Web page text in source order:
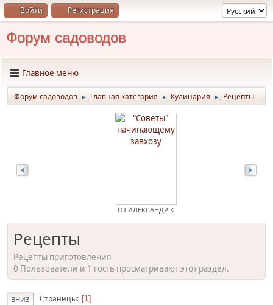
Войти Регистрация
Форум садоводов
Главное меню
Форум садоводов ► Главная категория ► Кулинария ► Рецепты
ОТ АЛЕКСАНДР К
Рецепты
Рецепты приготовления
0 Пользователи и 1 гость просматривают этот раздел.
ВНИЗ Страницы 1